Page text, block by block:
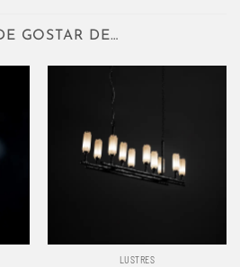
GOSTAR DE…
LUSTRES